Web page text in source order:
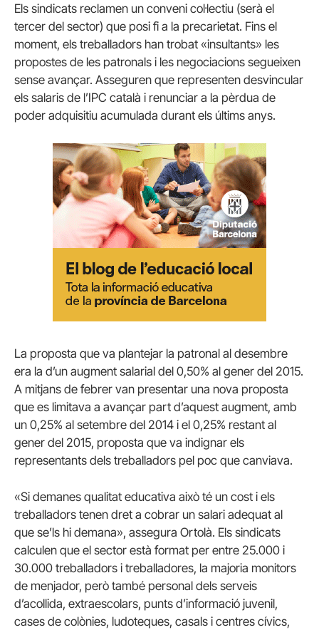
Els sindicats reclamen un conveni col·lectiu (serà el
tercer del sector) que posi fi a la precarietat. Fins el
moment, els treballadors han trobat «insultants» les
propostes de les patronals i les negociacions segueixen
sense avançar. Asseguren que representen desvincular
els salaris de l’IPC català i renunciar a la pèrdua de
poder adquisitiu acumulada durant els últims anys.
La proposta que va plantejar la patronal al desembre
era la d’un augment salarial del 0,50% al gener del 2015.
A mitjans de febrer van presentar una nova proposta
que es limitava a avançar part d’aquest augment, amb
un 0,25% al setembre del 2014 i el 0,25% restant al
gener del 2015, proposta que va indignar els
representants dels treballadors pel poc que canviava.
«Si demanes qualitat educativa això té un cost i els
treballadors tenen dret a cobrar un salari adequat al
que se’ls hi demana», assegura Ortolà. Els sindicats
calculen que el sector està format per entre 25.000 i
30.000 treballadors i treballadores, la majoria monitors
de menjador, però també personal dels serveis
d’acollida, extraescolars, punts d’informació juvenil,
cases de colònies, ludoteques, casals i centres cívics,